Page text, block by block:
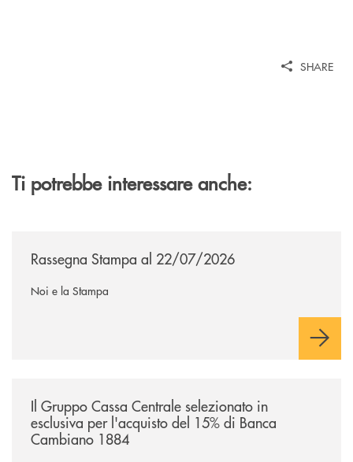
SHARE
Ti potrebbe interessare anche:
Rassegna Stampa al 22/07/2026
Noi e la Stampa
Il Gruppo Cassa Centrale selezionato in
esclusiva per l'acquisto del 15% di Banca
Cambiano 1884